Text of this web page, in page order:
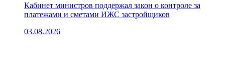
Кабинет министров поддержал закон о контроле за
платежами и сметами ИЖС застройщиков
03.08.2026